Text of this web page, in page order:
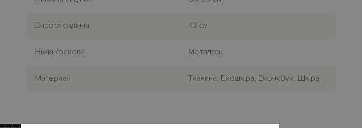
Висота сидіння 43 см
Нiжки/основа Металеві
Материал Тканина, Екошкіра, Еконубук, Шкіра